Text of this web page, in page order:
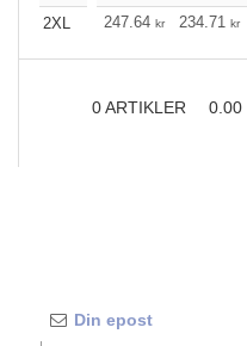
2XL
247.64 kr 234.71 kr
0ARTIKLER 0.00